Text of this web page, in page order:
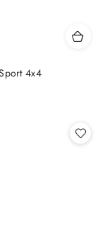
4x4